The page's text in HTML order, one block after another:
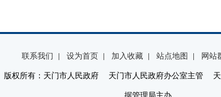
联系我们 | 设为首页 | 加入收藏 | 站点地图 | 网站
版权所有：天门市人民政府 天门市人民政府办公室主管 天
据管理局主办